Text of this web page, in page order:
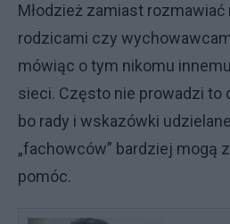
Młodzież zamiast
rodzicami czy
mówiąc o tym nikomu
sieci. Często nie prowadzi to
bo rady i wskazówki
„fachowców” bardziej mogą
pomóc.